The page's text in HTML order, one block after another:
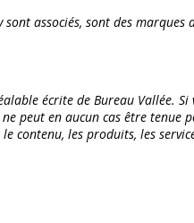
associés, sont des
écrite de Bureau Vallée.
peut en aucun cas être
les produits, les